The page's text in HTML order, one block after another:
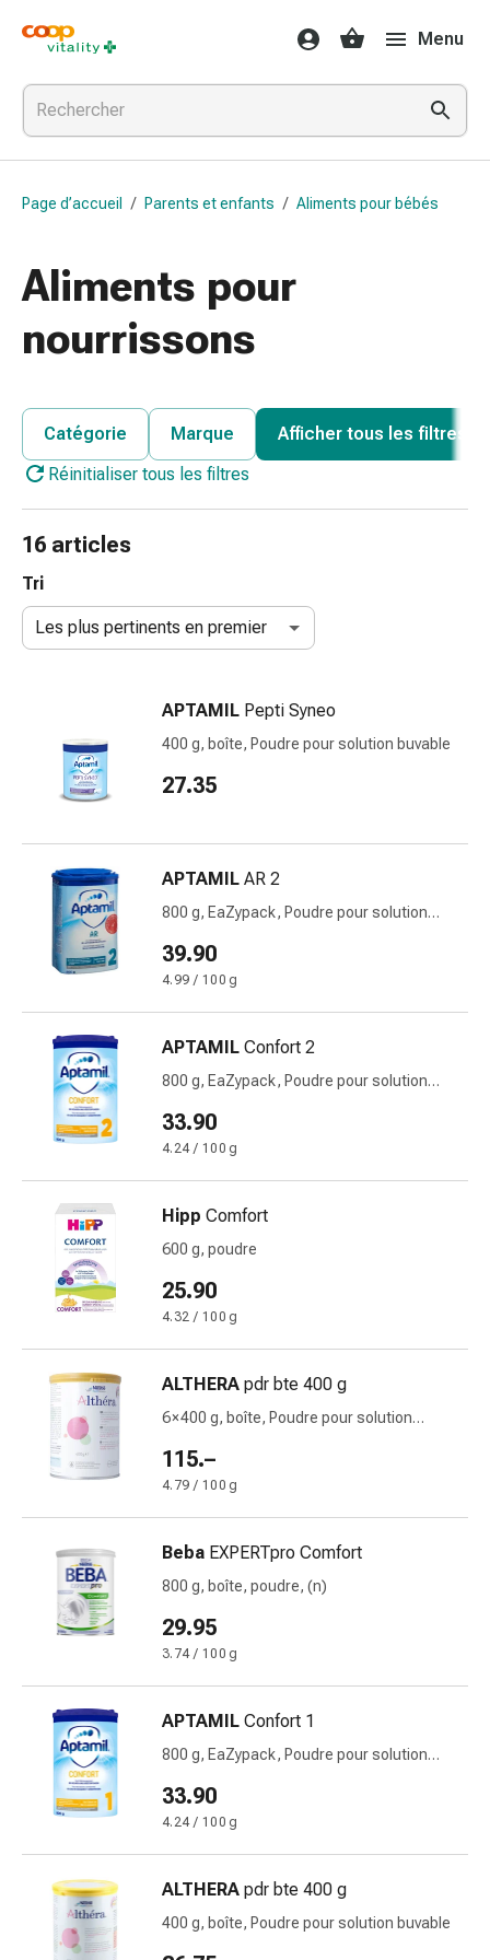
Médicaments
et
santé
Grippe
et
Refroidissement
pour
Médicaments
contre
la
rhume
Maux
bronchite
Inhalateurs
Nettoyeur
Mouchoirs
papier
Rhume
Soins
des
plaies
et
Bandes
élastiques
Pansements
pour
les
doigts
fixation
Gazes
compression
Pansements
Bandes
tapes
accessoires
tubulaires
filets
Matériel
pansement
Brûlures
soleil
Menu
Page d’accueil / Parents et enfants / Aliments pour bébés
Aliments pour
nourrissons
Catégorie Marque
Afficher tous les filtres
Réinitialiser tous les filtres
16 articles
Tri
Les plus pertinents en premier
APTAMIL Pepti Syneo
400 g, boîte, Poudre pour solution buvable
27.35
APTAMIL AR 2
800 g, EaZypack, Poudre pour solution
39.90
4.99 / 100 g
APTAMIL Confort 2
800 g, EaZypack, Poudre pour solution
33.90
4.24 / 100 g
Hipp Comfort
600 g, poudre
25.90
4.32 / 100 g
ALTHERA pdr bte 400 g
6 × 400 g, boîte, Poudre pour solution
115.–
4.79 / 100 g
Beba EXPERTpro Comfort
800 g, boîte, poudre, (n)
29.95
3.74 / 100 g
APTAMIL Confort 1
800 g, EaZypack, Poudre pour solution
33.90
4.24 / 100 g
ALTHERA pdr bte 400 g
400 g, boîte, Poudre pour solution buvable